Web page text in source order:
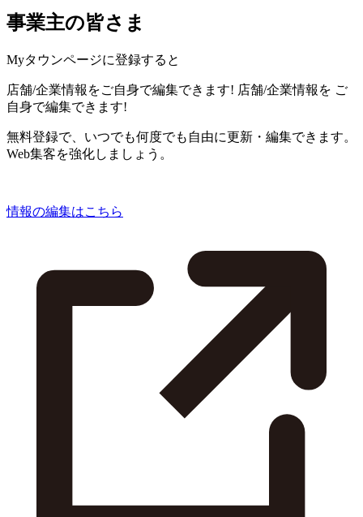
事業主の皆さま
Myタウンページに登録すると
店舗/企業情報をご自身で編集できます! 店舗/企業情報を ご
自身で編集できます!
無料登録で、いつでも何度でも自由に更新・編集できます。
Web集客を強化しましょう。
情報の編集はこちら